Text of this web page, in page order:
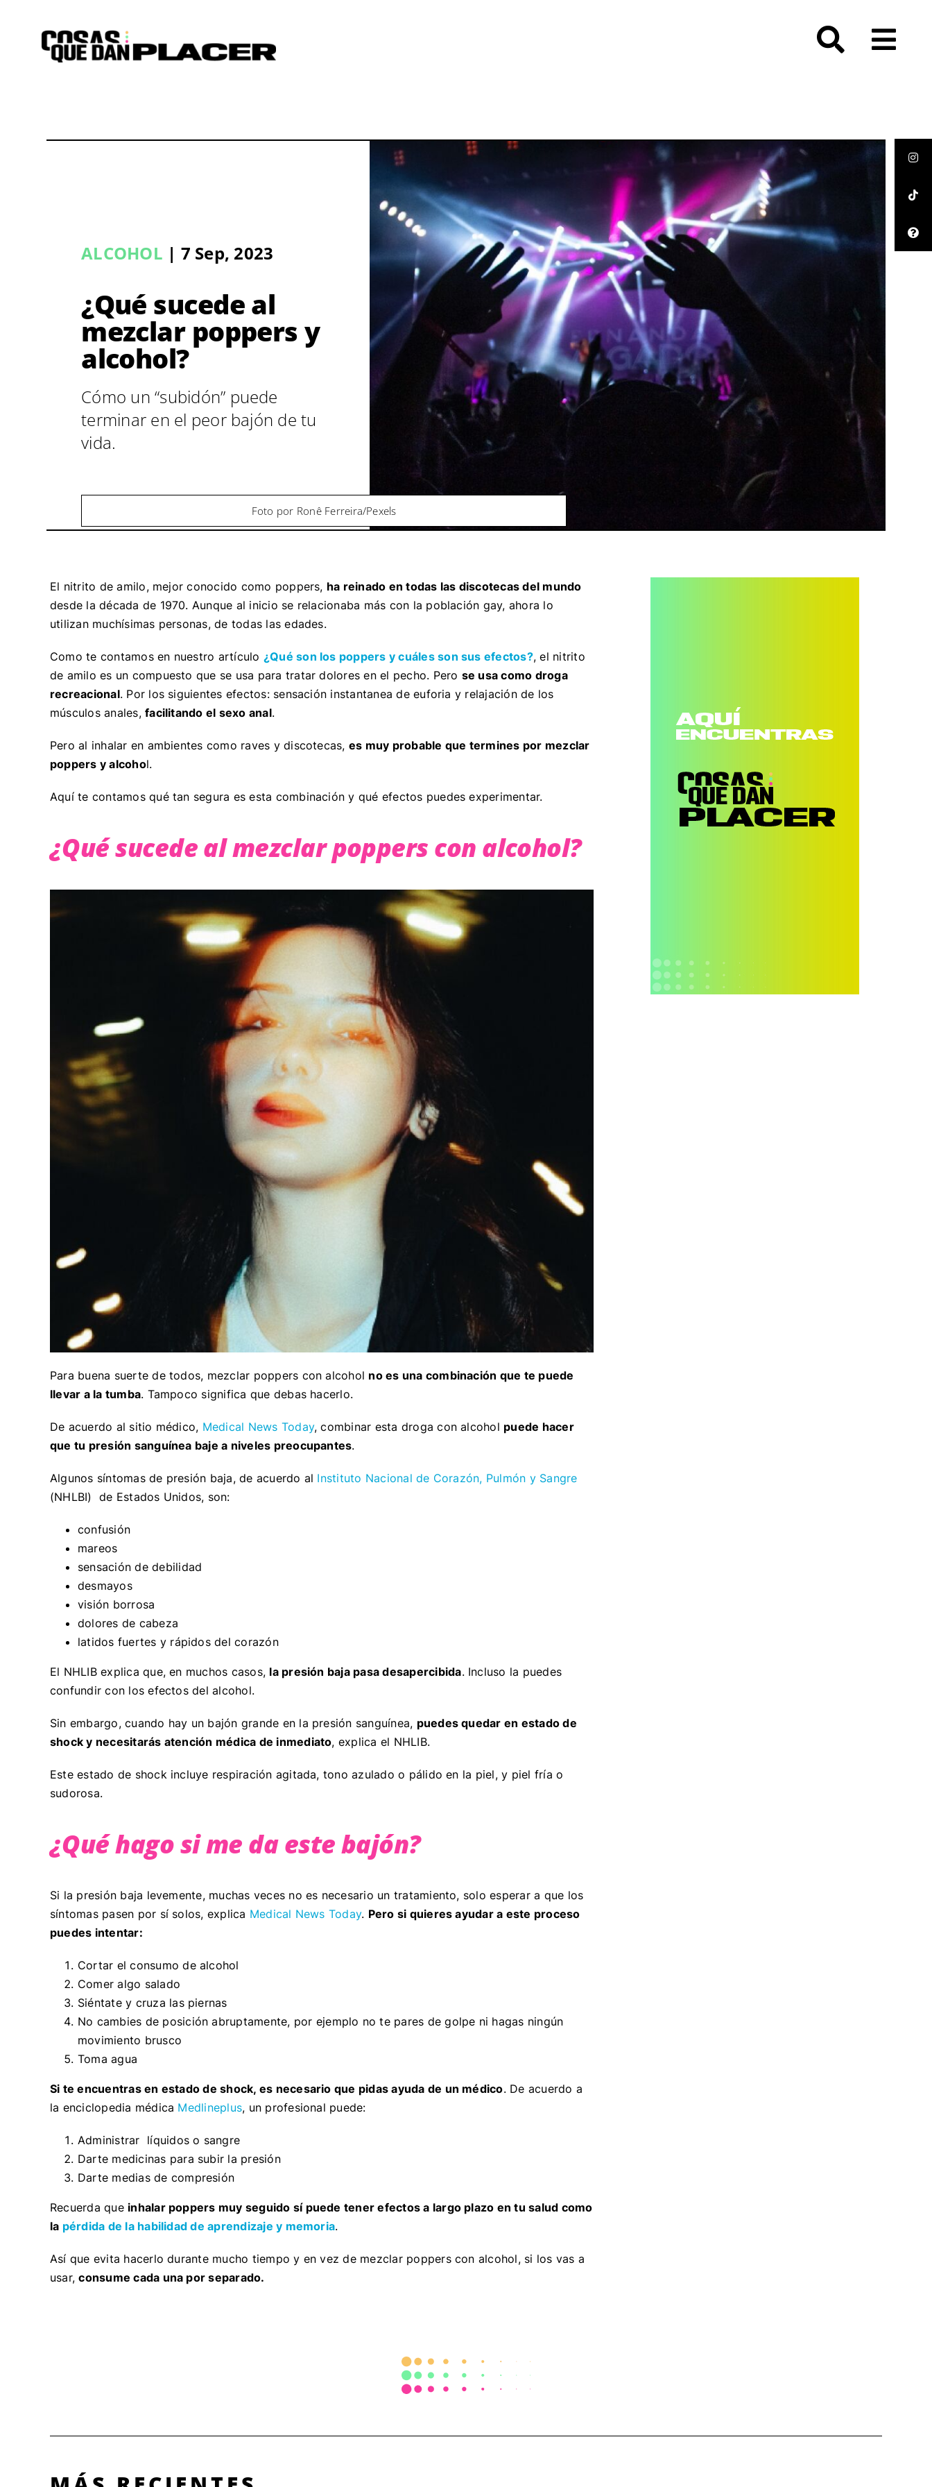
contenido
ALCOHOL | 7 Sep, 2023
¿Qué sucede al
mezclar poppers y
alcohol?
Cómo un “subidón” puede
terminar en el peor bajón de tu
vida.
Foto por Ronê Ferreira/Pexels
El nitrito de amilo, mejor conocido como poppers, ha reinado en todas las discotecas del mundo
desde la década de 1970. Aunque al inicio se relacionaba más con la población gay, ahora lo
utilizan muchísimas personas, de todas las edades.
Como te contamos en nuestro artículo ¿Qué son los poppers y cuáles son sus efectos?, el nitrito
de amilo es un compuesto que se usa para tratar dolores en el pecho. Pero se usa como droga
recreacional. Por los siguientes efectos: sensación instantanea de euforia y relajación de los
músculos anales,facilitando el sexo anal.
Pero al inhalar en ambientes como raves y discotecas, es muy probable que termines por mezclar
poppers y alcohol.
Aquí te contamos qué tan segura es esta combinación y qué efectos puedes experimentar.
¿Qué sucede al mezclar poppers con alcohol?
Para buena suerte de todos, mezclar poppers con alcohol no es una combinación que te puede
llevar a la tumba. Tampoco significa que debas hacerlo.
De acuerdo al sitio médico, Medical News Today, combinar esta droga con alcohol puede hacer
que tu presión sanguínea baje a niveles preocupantes.
Algunos síntomas de presión baja, de acuerdo al Instituto Nacional de Corazón, Pulmón y Sangre
(NHLBI) de Estados Unidos, son:
confusión
mareos
sensación de debilidad
desmayos
visión borrosa
dolores de cabeza
latidos fuertes y rápidos del corazón
El NHLIB explica que, en muchos casos, la presión baja pasa desapercibida. Incluso la puedes
confundir con los efectos del alcohol.
Sin embargo, cuando hay un bajón grande en la presión sanguínea, puedes quedar en estado de
shock y necesitarás atención médica de inmediato, explica el NHLIB.
Este estado de shock incluye respiración agitada, tono azulado o pálido en la piel, y piel fría o
sudorosa.
¿Qué hago si me da este bajón?
Si la presión baja levemente, muchas veces no es necesario un tratamiento, solo esperar a que los
síntomas pasen por sí solos, explica Medical News Today. Pero si quieres ayudar a este proceso
puedes intentar:
Cortar el consumo de alcohol
Comer algo salado
Siéntate y cruza las piernas
No cambies de posición abruptamente, por ejemplo no te pares de golpe ni hagas ningún
movimiento brusco
Toma agua
Si te encuentras en estado de shock, es necesario que pidas ayuda de un médico. De acuerdo a
la enciclopedia médica Medlineplus, un profesional puede:
Administrar líquidos o sangre
Darte medicinas para subir la presión
Darte medias de compresión
Recuerda que inhalar poppers muy seguido sí puede tener efectos a largo plazo en tu salud como
la pérdida de la habilidad de aprendizaje y memoria.
Así que evita hacerlo durante mucho tiempo y en vez de mezclar poppers con alcohol, si los vas a
usar,consume cada una por separado.